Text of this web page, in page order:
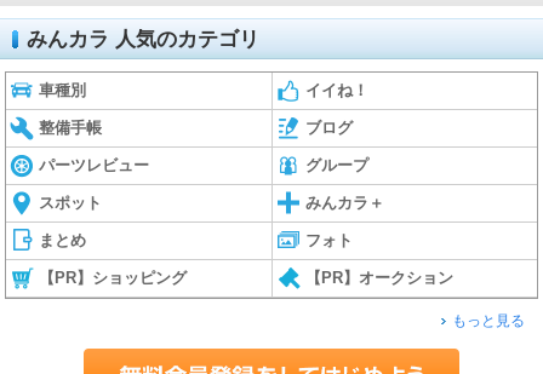
みんカラ 人気のカテゴリ
車種別 イイね！
整備手帳 ブログ
パーツレビュー グループ
スポット みんカラ＋
まとめ フォト
【PR】ショッピング 【PR】オークション
もっと見る